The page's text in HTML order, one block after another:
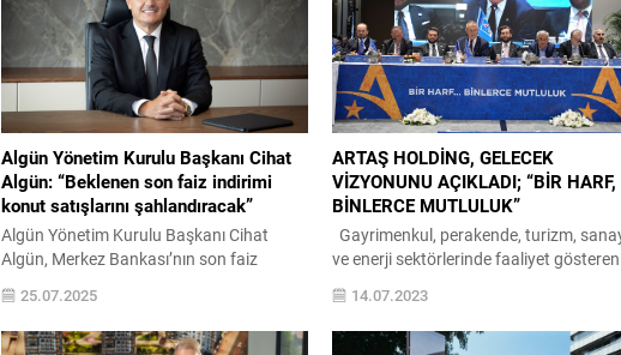
Algün Yönetim Kurulu Başkanı Cihat
Algün: “Beklenen son faiz indirimi
konut satışlarını şahlandıracak”
Algün Yönetim Kurulu Başkanı Cihat
Algün, Merkez Bankası’nın son faiz
açıklamasının ardından, potansiyel konut
talebinin aktif hale geçeceğini söyledi.
Algün “Konut almak üzere bekleyen
25.07.2025
ARTAŞ HOLDİNG, GELECEK
VİZYONUNU AÇIKLADI; “BİR HARF,
BİNLERCE MUTLULUK”
Gayrimenkul, perakende, turizm,
ve enerji sektörlerinde faaliyet gösteren
ve kurulduğu 1977 yılından bugüne
önemli projelere imza atan Artaş
“Bir Harf, Binlerce Mutluluk”
14.07.2023